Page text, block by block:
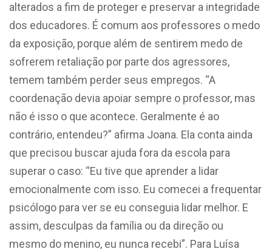
alterados a fim de proteger e preservar a integridade
dos educadores. É comum aos professores o medo
da exposição, porque além de sentirem medo de
sofrerem retaliação por parte dos agressores,
temem também perder seus empregos. “A
coordenação devia apoiar sempre o professor, mas
não é isso o que acontece. Geralmente é ao
contrário, entendeu?” afirma Joana. Ela conta ainda
que precisou buscar ajuda fora da escola para
superar o caso: “Eu tive que aprender a lidar
emocionalmente com isso. Eu comecei a frequentar
psicólogo para ver se eu conseguia lidar melhor. E
assim, desculpas da família ou da direção ou
mesmo do menino, eu nunca recebi”. Para Luísa